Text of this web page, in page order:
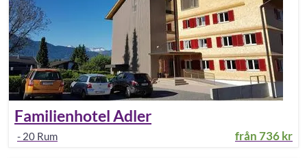
Familienhotel Adler
- 20 Rum från736 kr